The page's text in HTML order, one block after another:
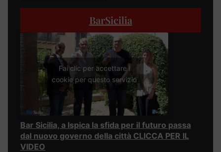
BarSicilia
Fai clic per accettare i
cookie per questo servizio
Bar Sicilia, a Ispica la sfida per il futuro passa
dal nuovo governo della città CLICCA PER IL
VIDEO